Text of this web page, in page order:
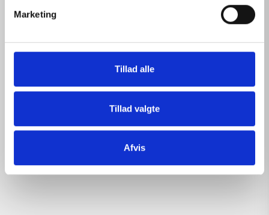
Marketing
Tillad alle
Tillad valgte
Afvis